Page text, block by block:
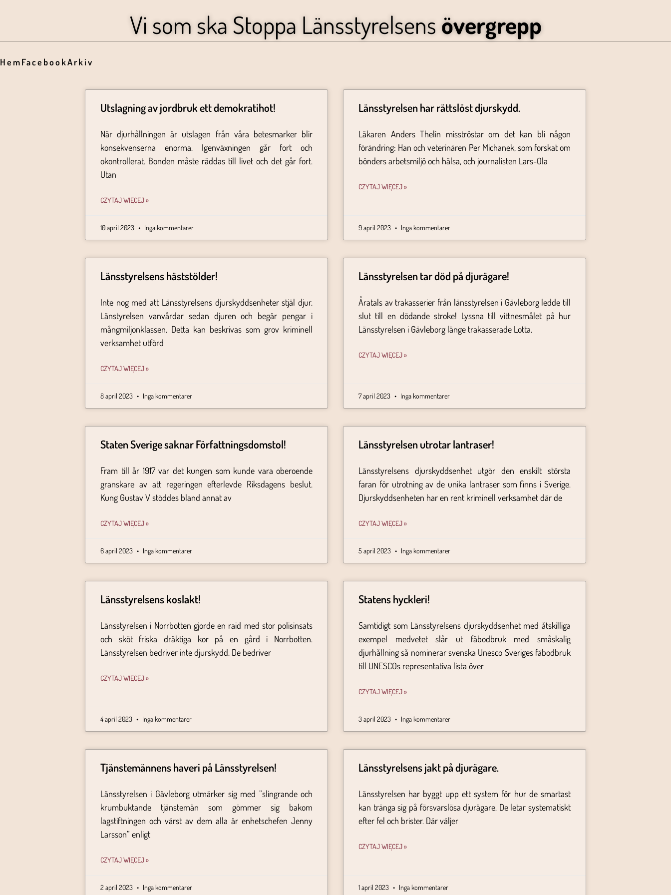
Vi som ska Stoppa Länsstyrelsens övergrepp
HemFacebookArkiv
Utslagning av jordbruk ett demokratihot!
När djurhållningen är utslagen från våra betesmarker blir
konsekvenserna enorma. Igenväxningen går fort och
okontrollerat. Bonden måste räddas till livet och det går fort.
Utan
CZYTAJ WIĘCEJ »
10 april 2023 Inga kommentarer
Länsstyrelsen har rättslöst djurskydd.
Läkaren Anders Thelin misströstar om det kan bli någon
förändring: Han och veterinären Per Michanek, som forskat om
bönders arbetsmiljö och hälsa, och journalisten Lars-Ola
CZYTAJ WIĘCEJ »
9 april 2023 Inga kommentarer
Länsstyrelsens häststölder!
Inte nog med att Länsstyrelsens djurskyddsenheter stjäl djur.
Länstyrelsen vanvårdar sedan djuren och begär pengar i
mångmiljonklassen. Detta kan beskrivas som grov kriminell
verksamhet utförd
CZYTAJ WIĘCEJ »
8 april 2023 Inga kommentarer
Länsstyrelsen tar död på djurägare!
Åratals av trakasserier från länsstyrelsen i Gävleborg ledde till
slut till en dödande stroke! Lyssna till vittnesmålet på hur
Länsstyrelsen i Gävleborg länge trakasserade Lotta.
CZYTAJ WIĘCEJ »
7 april 2023 Inga kommentarer
Staten Sverige saknar Författningsdomstol!
Fram till år 1917 var det kungen som kunde vara oberoende
granskare av att regeringen efterlevde Riksdagens beslut.
Kung Gustav V stöddes bland annat av
CZYTAJ WIĘCEJ »
6 april 2023 Inga kommentarer
Länsstyrelsen utrotar lantraser!
Länsstyrelsens djurskyddsenhet utgör den enskilt största
faran för utrotning av de unika lantraser som finns i Sverige.
Djurskyddsenheten har en rent kriminell verksamhet där de
CZYTAJ WIĘCEJ »
5 april 2023 Inga kommentarer
Länsstyrelsens koslakt!
Länsstyrelsen i Norrbotten gjorde en raid med stor polisinsats
och sköt friska dräktiga kor på en gård i Norrbotten.
Länsstyrelsen bedriver inte djurskydd. De bedriver
CZYTAJ WIĘCEJ »
4 april 2023 Inga kommentarer
Statens hyckleri!
Samtidigt som Länsstyrelsens djurskyddsenhet med åtskilliga
exempel medvetet slår ut fäbodbruk med småskalig
djurhållning så nominerar svenska Unesco Sveriges fäbodbruk
till UNESCOs representativa lista över
CZYTAJ WIĘCEJ »
3 april 2023 Inga kommentarer
Tjänstemännens haveri på Länsstyrelsen!
Länsstyrelsen i Gävleborg utmärker sig med ”slingrande och
krumbuktande tjänstemän som gömmer sig bakom
lagstiftningen och värst av dem alla är enhetschefen Jenny
Larsson” enligt
CZYTAJ WIĘCEJ »
2 april 2023 Inga kommentarer
Länsstyrelsens jakt på djurägare.
Länsstyrelsen har byggt upp ett system för hur de smartast
kan tränga sig på försvarslösa djurägare. De letar systematiskt
efter fel och brister. Där väljer
CZYTAJ WIĘCEJ »
1 april 2023 Inga kommentarer